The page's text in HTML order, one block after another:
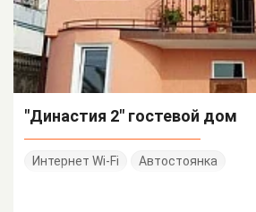
"Династия 2" гостевой дом
Интернет Wi-Fi Автостоянка